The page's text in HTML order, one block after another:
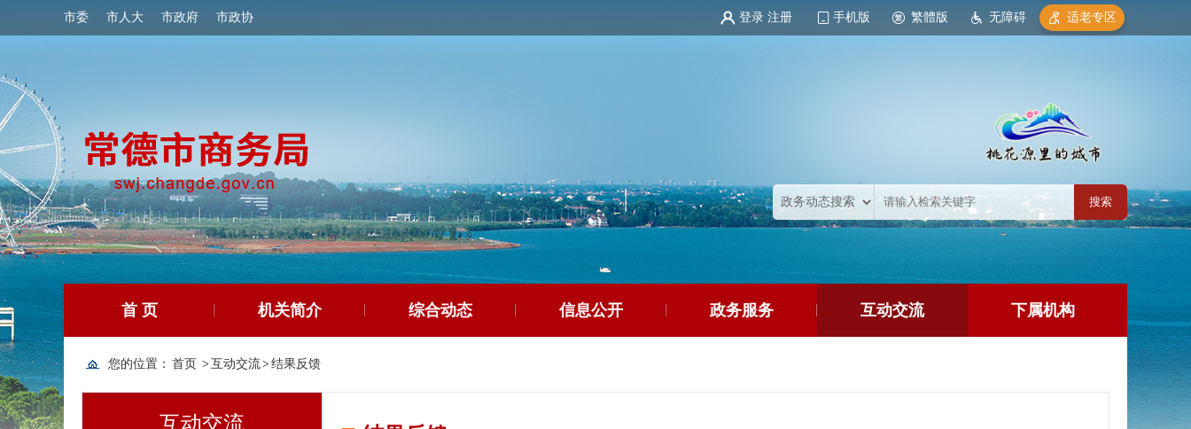
市委 市人大 市政府 市政协 登录 注册 手机版 繁體版 无障碍 适老专区
首 页 机关简介 综合动态 信息公开 政务服务 互动交流 下属机构
您的位置： 首页 >互动交流>结果反馈
互动交流